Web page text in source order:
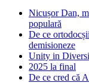
Nicușor Dan,
populară
De ce
demisioneze
Unity in
2025 la final
De ce cred că